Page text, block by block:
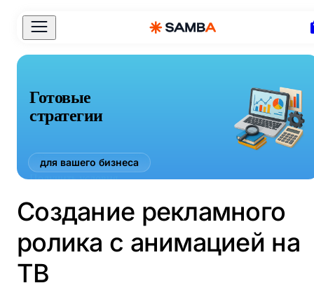
Готовые
стратегии
для вашего бизнеса
Получить условия
Создание рекламного
ролика с анимацией на
ТВ